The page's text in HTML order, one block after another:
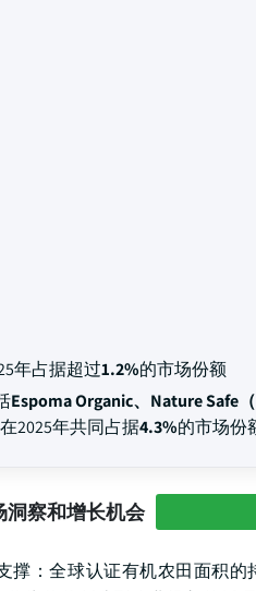
年占据超过1.2%的市场份额
Espoma Organic、Nature Safe
2025年共同占据4.3%的市场份
洞察和增长机会
撑：全球认证有机农田面积